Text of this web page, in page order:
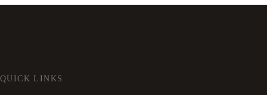
QUICK LINKS